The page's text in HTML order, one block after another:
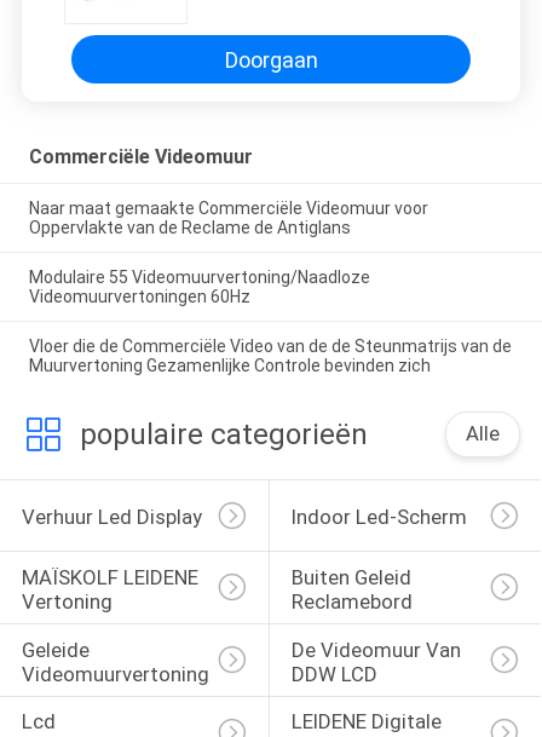
Doorgaan
Commerciële Videomuur
Naar maat gemaakte Commerciële Videomuur voor
Oppervlakte van de Reclame de Antiglans
Modulaire 55 Videomuurvertoning/Naadloze
Videomuurvertoningen 60Hz
Vloer die de Commerciële Video van de de Steunmatrijs van de
Muurvertoning Gezamenlijke Controle bevinden zich
populaire categorieën Alle
Verhuur Led Display Indoor Led-Scherm
MAÏSKOLF LEIDENE
Vertoning
Buiten Geleid
Reclamebord
Geleide
Videomuurvertoning
De Videomuur Van
DDW LCD
Lcd
LEIDENE Digitale